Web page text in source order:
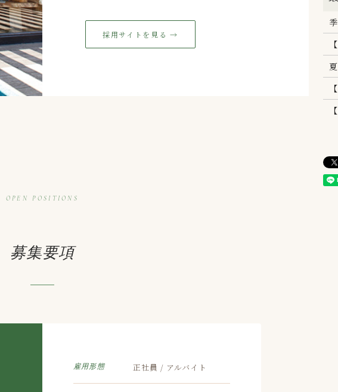
採用サイトを見る →
OPEN POSITIONS
募集要項
雇用形態 正社員 / アルバイト